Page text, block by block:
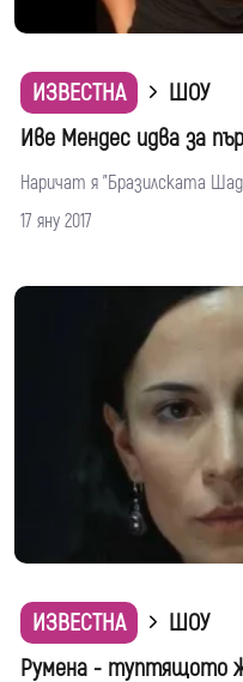
ИЗВЕСТНА
ШОУ
Иве Мендес идва за
Наричат я "Бразилската
17 яну 2017
ИЗВЕСТНА
ШОУ
Румена - туптящото